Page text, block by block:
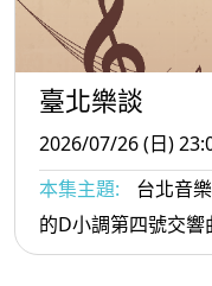
臺北樂談
2026/07/26 (日)
本集主題:
台北音樂廳 單元
的D小調第四號交